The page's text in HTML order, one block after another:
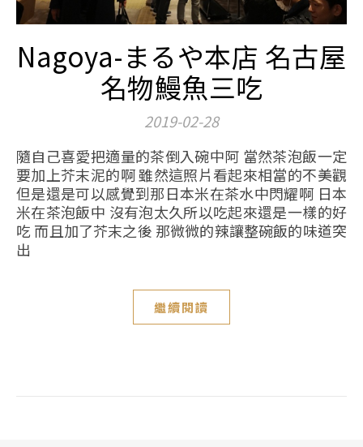
Nagoya-まるや本店 名古屋
名物鰻魚三吃
2019-02-28
隨自己喜愛把適量的茶倒入碗中阿 當然茶泡飯一定
要加上芥末泥的啊 雖然這照片看起來相當的不美觀
但是還是可以感覺到那日本米在茶水中閃耀啊 日本
米在茶泡飯中 沒有泡太久所以吃起來還是一樣的好
吃 而且加了芥末之後 那微微的辣讓整碗飯的味道突
出
繼續閱讀